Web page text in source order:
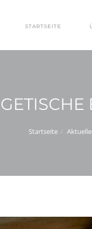
STARTSEITE
Startseite